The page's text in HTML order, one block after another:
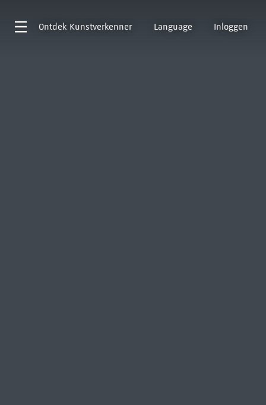
Ontdek Kunstverkenner Language Inloggen